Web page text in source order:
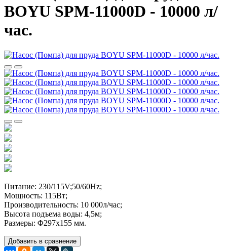
BOYU SPM-11000D - 10000 л/
час.
Питание: 230/115V;50/60Hz;
Мощность: 115Вт;
Производительность: 10 000л/час;
Высота подъема воды: 4,5м;
Размеры: Φ297x155 мм.
Добавить в сравнение